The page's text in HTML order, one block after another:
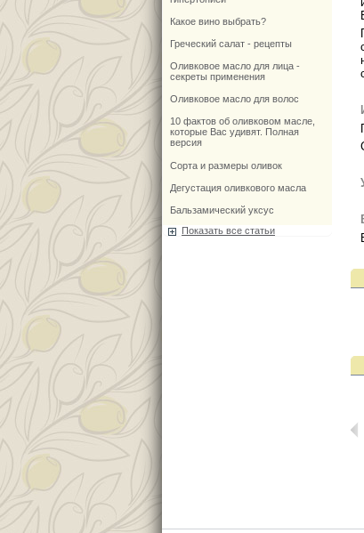
Какое вино выбрать?
Греческий салат - рецепты
Оливковое масло для лица -
секреты применения
Оливковое масло для волос
10 фактов об оливковом масле,
которые Вас удивят. Полная
версия
Сорта и размеры оливок
Дегустация оливкового масла
Бальзамический уксус
Показать все статьи